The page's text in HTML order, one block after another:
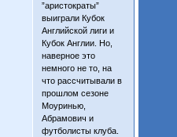
”аристократы”
выиграли Кубок
Английской лиги и
Кубок Англии. Но,
наверное это
немного не то, на
что рассчитывали в
прошлом сезоне
Моуринью,
Абрамович и
футболисты клуба.